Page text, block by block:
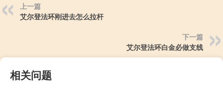
上一篇
艾尔登法环刚进去怎么拉杆
下一篇
艾尔登法环白金必做支线
相关问题